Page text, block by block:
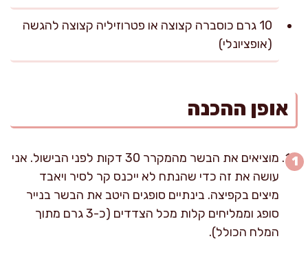
10 גרם כוסברה קצוצה או פטרוזיליה קצוצה להגשה
(אופציונלי)
אופן ההכנה
מוציאים את הבשר מהמקרר 30 דקות לפני הבישול. אני
עושה את זה כדי שהנתח לא ייכנס קר לסיר ויאבד
מיצים בקפיצה. בינתיים סופגים היטב את הבשר בנייר
סופג וממליחים קלות מכל הצדדים (כ-3 גרם מתוך
המלח הכולל).